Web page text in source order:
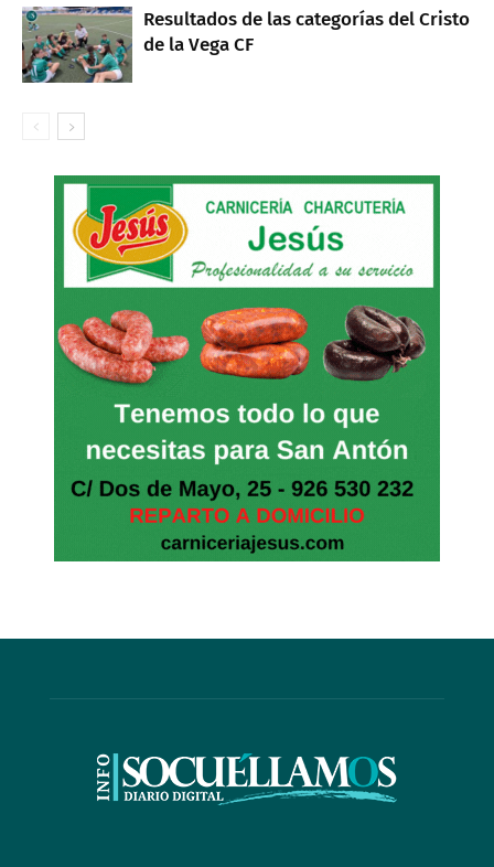
Resultados de las categorías del Cristo
de la Vega CF